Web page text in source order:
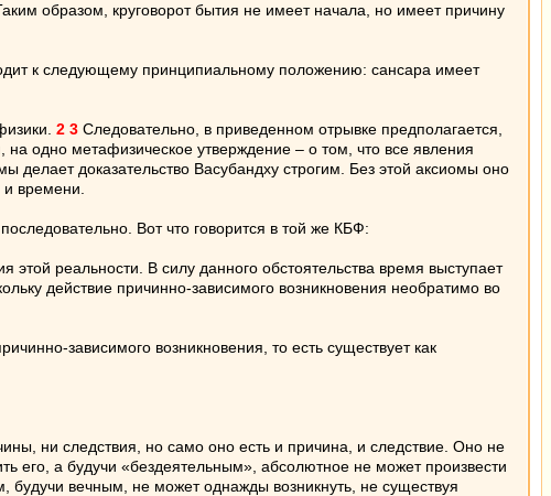
образом, круговорот бытия не имеет начала, но имеет причину
к следующему принципиальному положению: сансара имеет
2 3 Следовательно, в приведенном отрывке предполагается,
одно метафизическое утверждение – о том, что все явления
делает доказательство Васубандху строгим. Без этой аксиомы оно
времени.
Вот что говорится в той же КБФ:
реальности. В силу данного обстоятельства время выступает
действие причинно-зависимого возникновения необратимо во
зависимого возникновения, то есть существует как
ни следствия, но само оно есть и причина, и следствие. Оно не
его, а будучи «бездеятельным», абсолютное не может произвести
будучи вечным, не может однажды возникнуть, не существуя